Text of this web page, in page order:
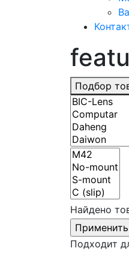
Подбор
Найдено
Подходит